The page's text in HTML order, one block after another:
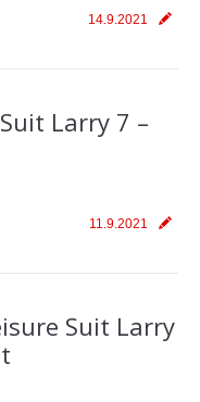
14.9.2021
Larry 7 –
11.9.2021
Suit Larry